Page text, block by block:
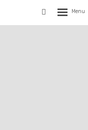
Vyhledávání